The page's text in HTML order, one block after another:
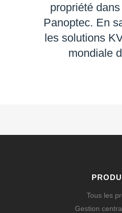
propriété
Panoptec. En
les solutions
mondiale
Tous les
Gestion